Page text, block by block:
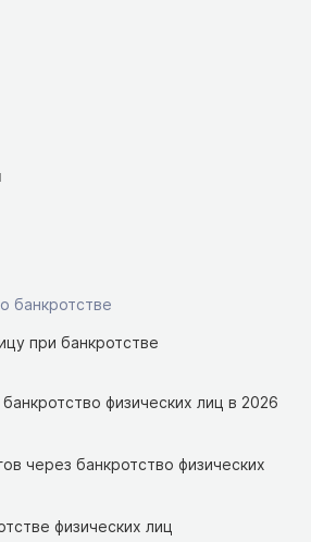
банкротстве
при банкротстве
физических лиц в 2026
через банкротство физических
физических лиц